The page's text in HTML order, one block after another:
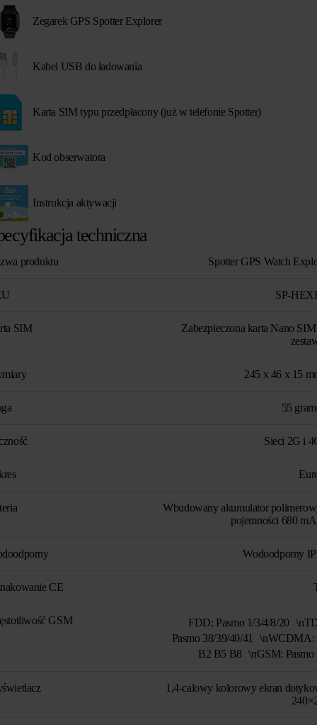
techniczna
produktu Spotter GPS Watch
SP-
SIM
Zabezpieczona karta Nano
245 x 46 x 15
55
Sieci 2G i
Wbudowany akumulator
pojemności 680
Wodoodporny
CE
GSM
FDD: Pasmo 1/3/4/8/20
Pasmo 38/39/40/41 \nWCDMA:
B2 B5 B8 \nGSM: Pasmo
1,4-calowy kolorowy ekran
Zegarek GPS Spotter Explorer
Kabel USB do ładowania
Karta SIM typu przedpłacony (już w telefonie Spotter)
Kod obserwatora
Instrukcja aktywacji